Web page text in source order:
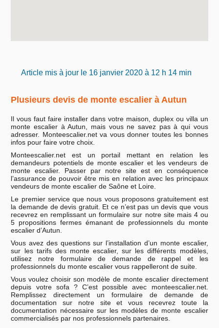
Article mis à jour le 16 janvier 2020 à 12 h 14 min
Plusieurs devis de monte escalier à Autun
Il vous faut faire installer dans votre maison, duplex ou villa un
monte escalier à Autun, mais vous ne savez pas à qui vous
adresser. Monteescalier.net va vous donner toutes les bonnes
infos pour faire votre choix.
Monteescalier.net est un portail mettant en relation les
demandeurs potentiels de monte escalier et les vendeurs de
monte escalier. Passer par notre site est en conséquence
l’assurance de pouvoir être mis en relation avec les principaux
vendeurs de monte escalier de Saône et Loire.
Le premier service que nous vous proposons gratuitement est
la demande de devis gratuit. Et ce n’est pas un devis que vous
recevrez en remplissant un formulaire sur notre site mais 4 ou
5 propositions fermes émanant de professionnels du monte
escalier d’Autun.
Vous avez des questions sur l’installation d’un monte escalier,
sur les tarifs des monte escalier, sur les différents modèles,
utilisez notre formulaire de demande de rappel et les
professionnels du monte escalier vous rappelleront de suite.
Vous voulez choisir son modèle de monte escalier directement
depuis votre sofa ? C’est possible avec monteescalier.net.
Remplissez directement un formulaire de demande de
documentation sur notre site et vous recevrez toute la
documentation nécessaire sur les modèles de monte escalier
commercialisés par nos professionnels partenaires.